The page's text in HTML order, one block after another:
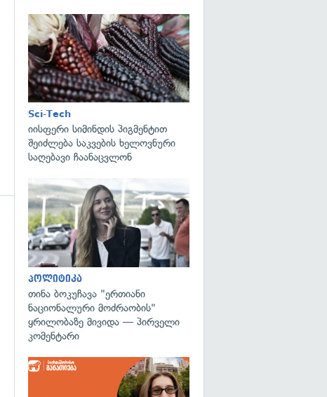
Sci-Tech
იისფერი სიმინდის პიგმენტით
შეიძლება საკვების ხელოვნური
საღებავი ჩაანაცვლონ
პოლიტიკა
თინა ბოკუჩავა "ერთიანი
ნაციონალური მოძრაობის"
ყრილობაზე მივიდა — პირველი
კომენტარი